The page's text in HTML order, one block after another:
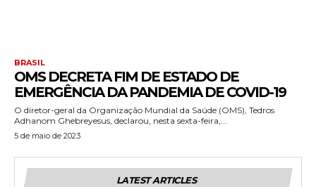
BRASIL
OMS DECRETA FIM DE ESTADO DE
EMERGÊNCIA DA PANDEMIA DE COVID-19
O diretor-geral da Organização Mundial da Saúde (OMS), Tedros
Adhanom Ghebreyesus, declarou, nesta sexta-feira,...
5 de maio de 2023
LATEST ARTICLES